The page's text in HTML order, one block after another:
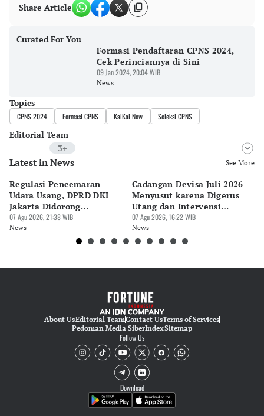
Share Article
Curated For You
Formasi Pendaftaran CPNS 2024,
Cek Perinciannya di Sini
09 Jan 2024, 20:04 WIB
News
Topics
CPNS 2024 Formasi CPNS KaiKai Now Seleksi CPNS
Editorial Team
3+
Editor
Editor
Cesilia Sasanda Eka Putri Noveliana
Nadia Agatha Pramesthi
Latest in News See More
Regulasi Pencemaran
Udara Usang, DPRD DKI
Jakarta Didorong
Prioritaskan Revisi Perda
07 Agu 2026, 21:38 WIB
News
Cadangan Devisa Juli 2026
Menyusut karena Digerus
Utang dan Intervensi
Rupiah
07 Agu 2026, 16:22 WIB
News
About UsEditorial TeamContact UsTerms of Services
Pedoman Media SiberIndexSitemap
Follow Us
Download